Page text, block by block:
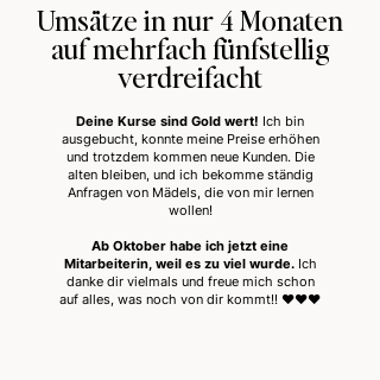
Umsätze in nur 4 Monaten
auf mehrfach fünfstellig
verdreifacht
Deine Kurse sind Gold wert! Ich bin
ausgebucht, konnte meine Preise erhöhen
und trotzdem kommen neue Kunden. Die
alten bleiben, und ich bekomme ständig
Anfragen von Mädels, die von mir lernen
wollen!
Ab Oktober habe ich jetzt eine
Mitarbeiterin, weil es zu viel wurde. Ich
danke dir vielmals und freue mich schon
auf alles, was noch von dir kommt!! ❤️❤️❤️